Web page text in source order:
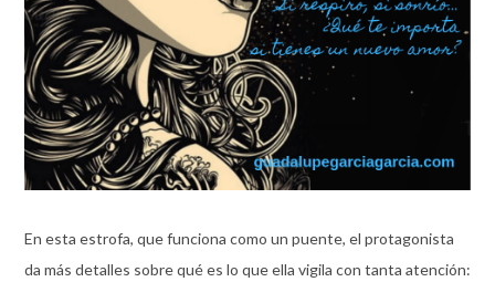
En esta estrofa, que funciona como un puente, el protagonista
da más detalles sobre qué es lo que ella vigila con tanta atención: